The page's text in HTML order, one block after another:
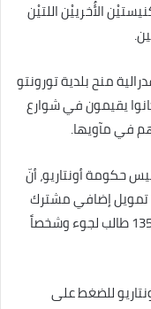
الأُخرييْن اللتيْن
منح بلدية تورونتو
يقيمون في شوارع
في مآويها.
حكومة أونتاريو، أنّ
تمويل إضافي مشترك
بقيمة 13,4 مليون دولار لتأمين المسكن لـ1350 طالب لجوء وشخصاً
للضغط على